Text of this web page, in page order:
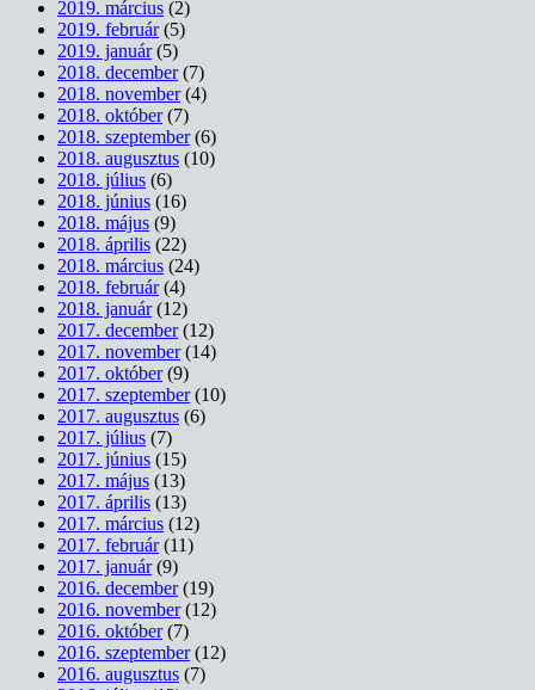
2019. március (2)
2019. február(5)
2019. január(5)
2018. december(7)
2018. november(4)
2018. október(7)
2018. szeptember(6)
2018. augusztus (10)
2018. július (6)
2018. június (16)
2018. május (9)
2018. április (22)
2018. március (24)
2018. február(4)
2018. január(12)
2017. december(12)
2017. november(14)
2017. október(9)
2017. szeptember(10)
2017. augusztus (6)
2017. július (7)
2017. június (15)
2017. május (13)
2017. április (13)
2017. március (12)
2017. február(11)
2017. január(9)
2016. december(19)
2016. november(12)
2016. október(7)
2016. szeptember(12)
2016. augusztus (7)